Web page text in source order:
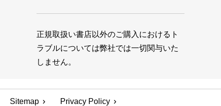
正規取扱い書店以外のご購入におけるト
ラブルについては弊社では一切関与いた
しません。
Sitemap Privacy Policy